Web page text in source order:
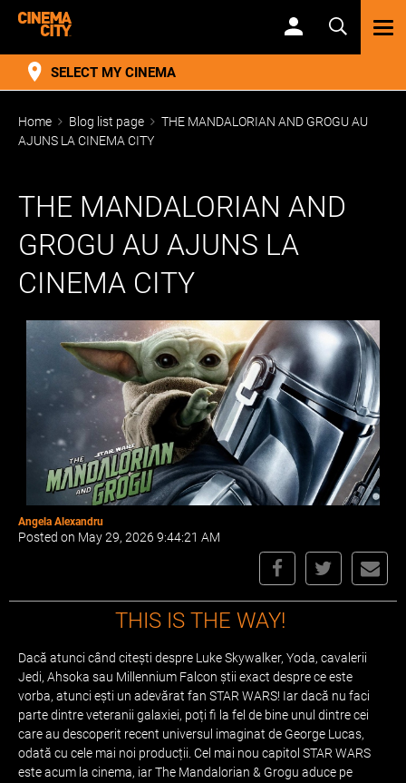
SELECT MY CINEMA
Home Blog list page
THE MANDALORIAN AND GROGU AU
AJUNS LA CINEMA CITY
THE MANDALORIAN AND
GROGU AU AJUNS LA
CINEMA CITY
Angela Alexandru
Posted on May 29, 2026 9:44:21 AM
THIS IS THE WAY!
Dacă atunci când citești despre Luke Skywalker, Yoda, cavalerii
Jedi, Ahsoka sau Millennium Falcon știi exact despre ce este
vorba, atunci ești un adevărat fan STAR WARS! Iar dacă nu faci
parte dintre veteranii galaxiei, poți fi la fel de bine unul dintre cei
care au descoperit recent universul imaginat de George Lucas,
odată cu cele mai noi producții. Cel mai nou capitol STAR WARS
este acum la cinema, iar The Mandalorian & Grogu aduce pe